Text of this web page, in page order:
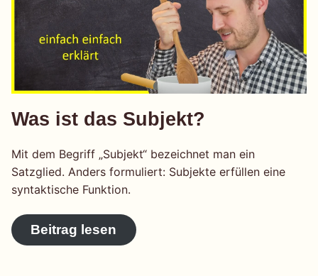
Was ist das Subjekt?
Mit dem Begriff „Subjekt“ bezeichnet man ein
Satzglied. Anders formuliert: Subjekte erfüllen eine
syntaktische Funktion.
Beitrag lesen